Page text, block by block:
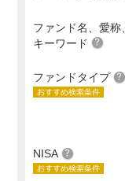
ファンド名、愛称、
キーワード
ファンドタイプ
NISA